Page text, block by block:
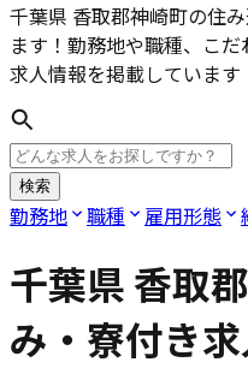
千葉県 香取郡神崎町の住
ます！勤務地や職種、こ
求人情報を掲載しています
検索
勤務地 職種 雇用形態
千葉県 香取
み・寮付き